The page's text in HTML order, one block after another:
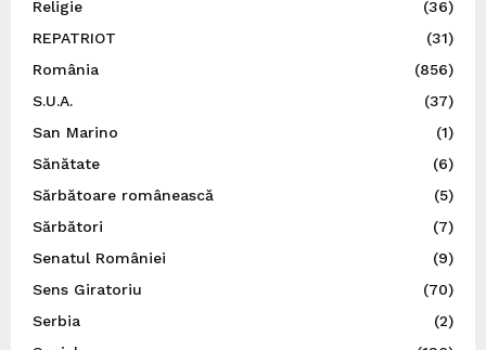
Religie
(36)
REPATRIOT
(31)
România
(856)
S.U.A.
(37)
San Marino
(1)
Sănătate
(6)
Sărbătoare românească
(5)
Sărbători
(7)
Senatul României
(9)
Sens Giratoriu
(70)
Serbia
(2)